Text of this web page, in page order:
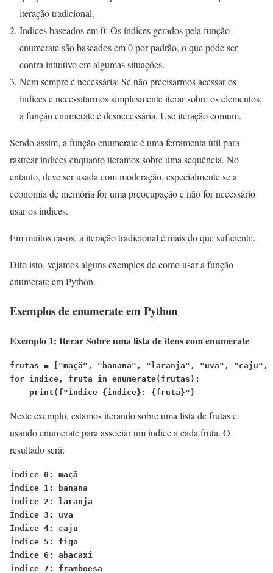
iteração tradicional.
Índices baseados em 0: Os índices gerados pela função
enumerate são baseados em 0 por padrão, o que pode ser
contra intuitivo em algumas situações.
Nem sempre é necessária: Se não precisarmos acessar os
índices e necessitarmos simplesmente iterar sobre os elementos,
a função enumerate é desnecessária. Use iteração comum.
Sendo assim, a função enumerate é uma ferramenta útil para
rastrear índices enquanto iteramos sobre uma sequência. No
entanto, deve ser usada com moderação, especialmente se a
economia de memória for uma preocupação e não for necessário
usar os índices.
Em muitos casos, a iteração tradicional é mais do que suficiente.
Dito isto, vejamos alguns exemplos de como usar a função
enumerate em Python.
Exemplos de enumerate em Python
Exemplo 1: Iterar Sobre uma lista de itens com enumerate
frutas = ["maçã", "banana", "laranja", "uva", "caju",
for indice, fruta in enumerate(frutas):
print(f"Índice {indice}: {fruta}")
Neste exemplo, estamos iterando sobre uma lista de frutas e
usando enumerate para associar um índice a cada fruta. O
resultado será:
Índice 0: maçã
Índice 1: banana
Índice 2: laranja
Índice 3: uva
Índice 4: caju
Índice 5: figo
Índice 6: abacaxi
Índice 7: framboesa